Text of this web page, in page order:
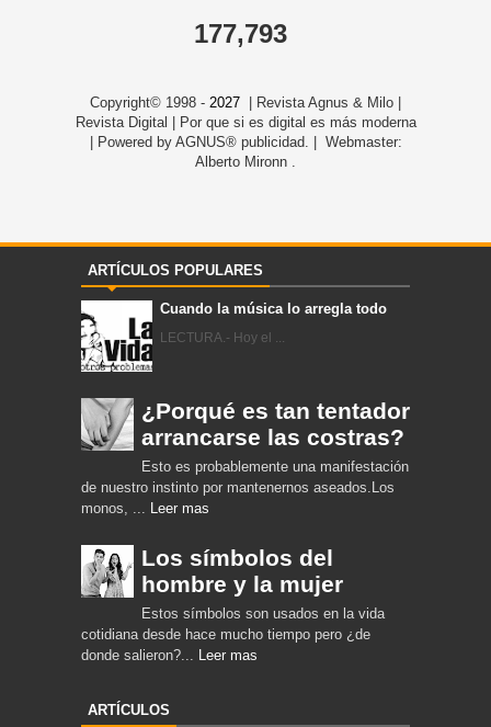
177,793
Copyright© 1998 - 2027 | Revista Agnus & Milo |
Revista Digital | Por que si es digital es más moderna
| Powered by AGNUS® publicidad. | Webmaster:
Alberto Mironn .
ARTÍCULOS POPULARES
Cuando la música lo arregla todo
LECTURA.- Hoy el ...
¿Porqué es tan tentador
arrancarse las costras?
Esto es probablemente una manifestación
de nuestro instinto por mantenernos aseados.Los
monos, ... Leer mas
Los símbolos del
hombre y la mujer
Estos símbolos son usados en la vida
cotidiana desde hace mucho tiempo pero ¿de
donde salieron?... Leer mas
ARTÍCULOS